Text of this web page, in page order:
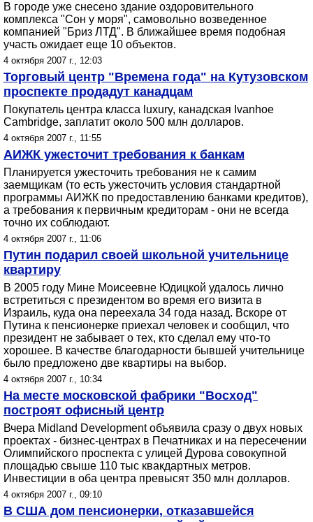
В городе уже снесено здание оздоровительного
комплекса "Сон у моря", самовольно возведенное
компанией "Бриз ЛТД". В ближайшее время подобная
участь ожидает еще 10 объектов.
4 октября 2007 г., 12:03
Торговый центр "Времена года" на Кутузовском
проспекте продадут канадцам
Покупатель центра класса luxury, канадская Ivanhoe
Cambridge, заплатит около 500 млн долларов.
4 октября 2007 г., 11:55
АИЖК ужесточит требования к банкам
Планируется ужесточить требования не к самим
заемщикам (то есть ужесточить условия стандартной
программы АИЖК по предоставлению банками кредитов),
а требования к первичным кредиторам - они не всегда
точно их соблюдают.
4 октября 2007 г., 11:06
Путин подарил своей школьной учительнице
квартиру
В 2005 году Мине Моисеевне Юдицкой удалось лично
встретиться с президентом во время его визита в
Израиль, куда она переехала 34 года назад. Вскоре от
Путина к пенсионерке приехал человек и сообщил, что
президент не забывает о тех, кто сделал ему что-то
хорошее. В качестве благодарности бывшей учительнице
было предложено две квартиры на выбор.
4 октября 2007 г., 10:34
На месте московской фабрики "Восход"
построят офисный центр
Вчера Midland Development объявила сразу о двух новых
проектах - бизнес-центрах в Печатниках и на пересечении
Олимпийского проспекта с улицей Дурова совокупной
площадью свыше 110 тыс квакдартных метров.
Инвестиции в оба центра превысят 350 млн долларов.
4 октября 2007 г., 09:10
В США дом пенсионерки, отказавшейся